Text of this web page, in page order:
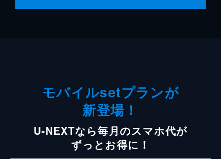
モバイルsetプランが
新登場！
U-NEXTなら毎月のスマホ代が
ずっとお得に！